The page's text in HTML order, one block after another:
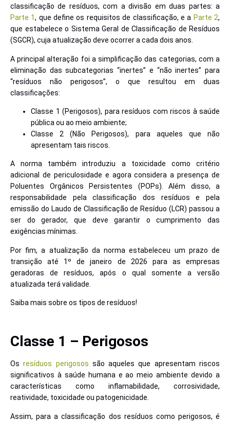
classificação de resíduos, com a divisão em duas partes: a
Parte 1, que define os requisitos de classificação, e a Parte 2,
que estabelece o Sistema Geral de Classificação de Resíduos
(SGCR), cuja atualização deve ocorrer a cada dois anos.
A principal alteração foi a simplificação das categorias, com a
eliminação das subcategorias “inertes” e “não inertes” para
“resíduos não perigosos”, o que resultou em duas
classificações:
Classe 1 (Perigosos), para resíduos com riscos à saúde
pública ou ao meio ambiente;
Classe 2 (Não Perigosos), para aqueles que não
apresentam tais riscos.
A norma também introduziu a toxicidade como critério
adicional de periculosidade e agora considera a presença de
Poluentes Orgânicos Persistentes (POPs). Além disso, a
responsabilidade pela classificação dos resíduos e pela
emissão do Laudo de Classificação de Resíduo (LCR) passou a
ser do gerador, que deve garantir o cumprimento das
exigências mínimas.
Por fim, a atualização da norma estabeleceu um prazo de
transição até 1º de janeiro de 2026 para as empresas
geradoras de resíduos, após o qual somente a versão
atualizada terá validade.
Saiba mais sobre os tipos de resíduos!
Classe 1 – Perigosos
Osresíduos perigosos são aqueles que apresentam riscos
significativos à saúde humana e ao meio ambiente devido a
características como inflamabilidade, corrosividade,
reatividade, toxicidade ou patogenicidade.
Assim, para a classificação dos resíduos como perigosos, é